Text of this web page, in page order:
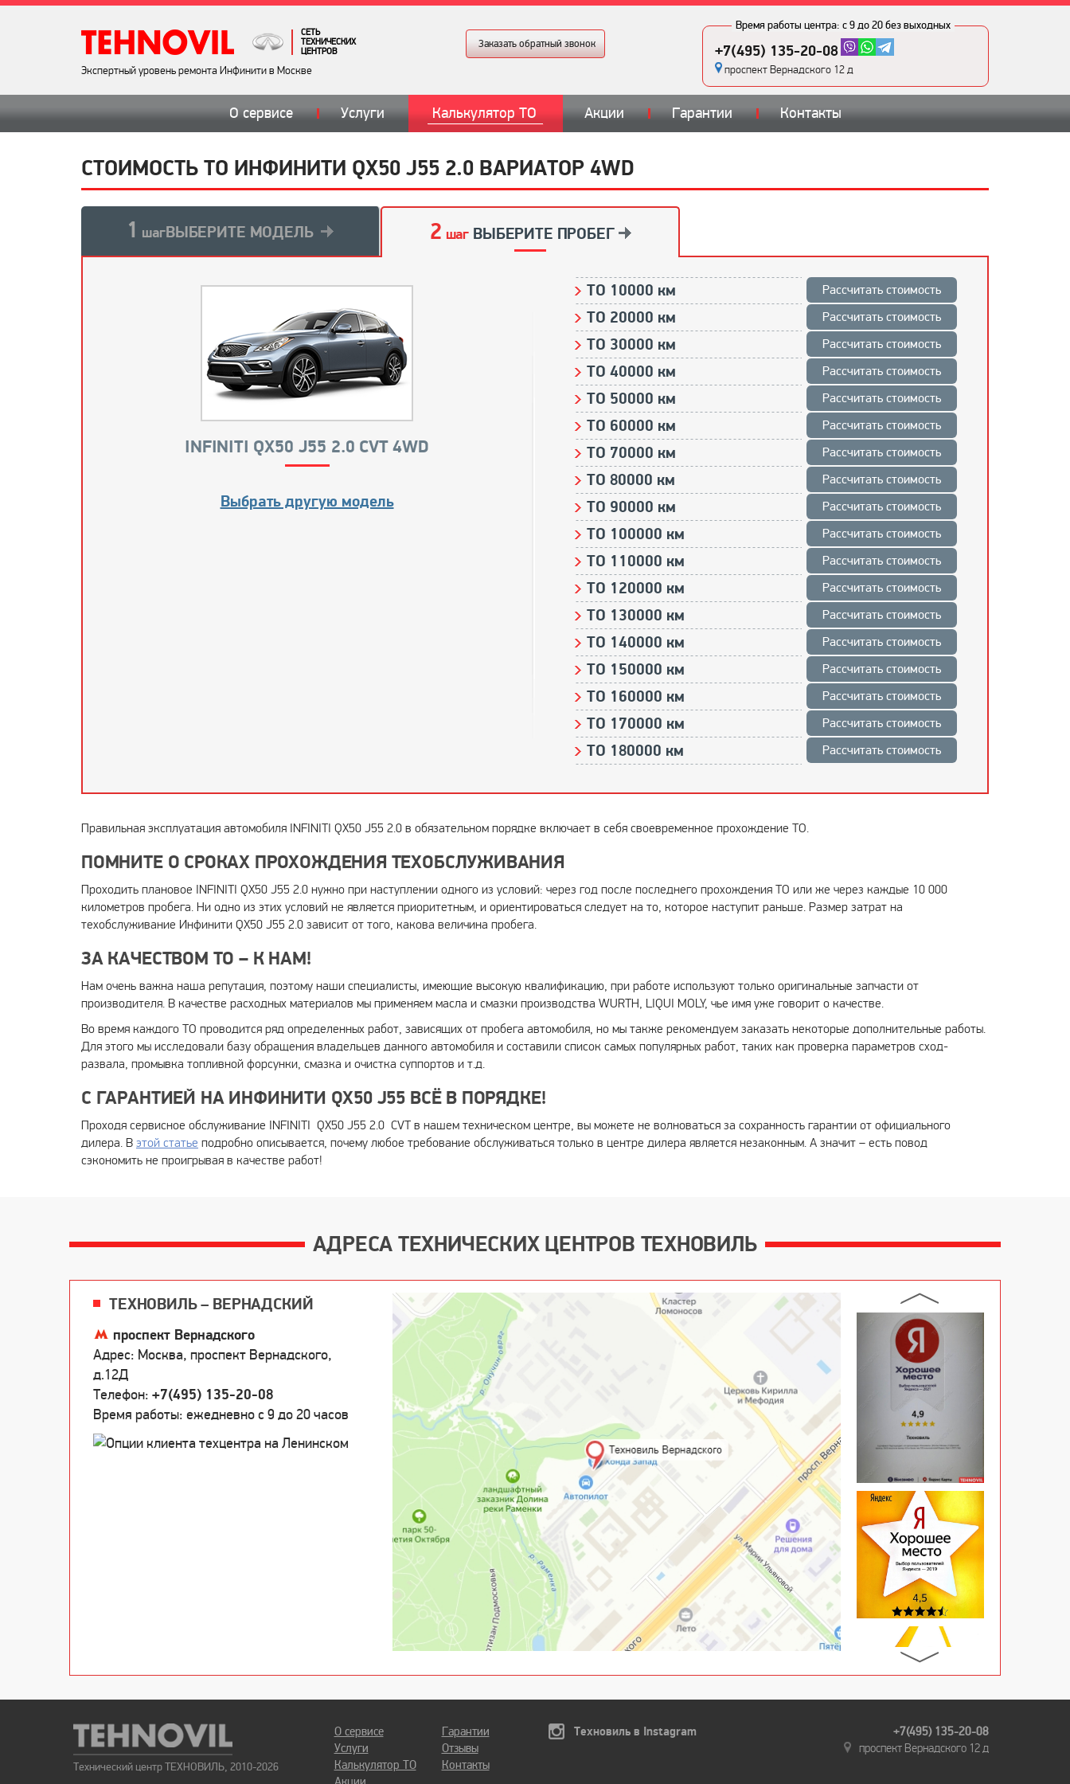
СЕТЬ
ТЕХНИЧЕСКИХ
ЦЕНТРОВ
Экспертный уровень ремонта Инфинити в Москве
Заказать обратный звонок
Время работы центра: с 9 до 20 без выходных
+7(495) 135-20-08
проспект Вернадского 12 д
О сервисе Услуги Калькулятор ТО Акции Гарантии Контакты
СТОИМОСТЬ ТО ИНФИНИТИ QX50 J55 2.0 ВАРИАТОР 4WD
1 шагВЫБЕРИТЕ МОДЕЛЬ 2 шаг ВЫБЕРИТЕ ПРОБЕГ
INFINITI QX50 J55 2.0 CVT 4WD
Выбрать другую модель
ТО 10000 км Рассчитать стоимость
ТО 20000 км Рассчитать стоимость
ТО 30000 км Рассчитать стоимость
ТО 40000 км Рассчитать стоимость
ТО 50000 км Рассчитать стоимость
ТО 60000 км Рассчитать стоимость
ТО 70000 км Рассчитать стоимость
ТО 80000 км Рассчитать стоимость
ТО 90000 км Рассчитать стоимость
ТО 100000 км Рассчитать стоимость
ТО 110000 км Рассчитать стоимость
ТО 120000 км Рассчитать стоимость
ТО 130000 км Рассчитать стоимость
ТО 140000 км Рассчитать стоимость
ТО 150000 км Рассчитать стоимость
ТО 160000 км Рассчитать стоимость
ТО 170000 км Рассчитать стоимость
ТО 180000 км Рассчитать стоимость
Правильная эксплуатация автомобиля INFINITI QX50 J55 2.0 в обязательном порядке включает в себя своевременное прохождение ТО.
ПОМНИТЕ О СРОКАХ ПРОХОЖДЕНИЯ ТЕХОБСЛУЖИВАНИЯ
Проходить плановое INFINITI QX50 J55 2.0 нужно при наступлении одного из условий: через год после последнего прохождения ТО или же через каждые 10 000
километров пробега. Ни одно из этих условий не является приоритетным, и ориентироваться следует на то, которое наступит раньше. Размер затрат на
техобслуживание Инфинити QX50 J55 2.0 зависит от того, какова величина пробега.
ЗА КАЧЕСТВОМ ТО – К НАМ!
Нам очень важна наша репутация, поэтому наши специалисты, имеющие высокую квалификацию, при работе используют только оригинальные запчасти от
производителя. В качестве расходных материалов мы применяем масла и смазки производства WURTH, LIQUI MOLY, чье имя уже говорит о качестве.
Во время каждого ТО проводится ряд определенных работ, зависящих от пробега автомобиля, но мы также рекомендуем заказать некоторые дополнительные работы.
Для этого мы исследовали базу обращения владельцев данного автомобиля и составили список самых популярных работ, таких как проверка параметров сход-
развала, промывка топливной форсунки, смазка и очистка суппортов и т.д.
С ГАРАНТИЕЙ НА ИНФИНИТИ QX50 J55 ВСЁ В ПОРЯДКЕ!
Проходя сервисное обслуживание INFINITI QX50 J55 2.0 CVT в нашем техническом центре, вы можете не волноваться за сохранность гарантии от официального
дилера. В этой статье подробно описывается, почему любое требование обслуживаться только в центре дилера является незаконным. А значит – есть повод
сэкономить не проигрывая в качестве работ!
АДРЕСА ТЕХНИЧЕСКИХ ЦЕНТРОВ ТЕХНОВИЛЬ
ТЕХНОВИЛЬ – ВЕРНАДСКИЙ
проспект Вернадского
Адрес: Москва, проспект Вернадского,
д.12Д
Телефон: +7(495) 135-20-08
Время работы: ежедневно c 9 до 20 часов
Технический центр ТЕХНОВИЛЬ, 2010-2026
О сервисе
Услуги
Калькулятор ТО
Гарантии
Отзывы
Контакты
Техновиль в Instagram
+7(495) 135-20-08
проспект Вернадского 12 д